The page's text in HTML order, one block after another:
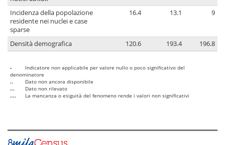
Incidenza della popolazione
residente nei nuclei e case
sparse
16.4 13.1 9
Densità demografica 120.6 193.4 196.8
-
Indicatore non applicabile per valore nullo o poco significativo del
denominatore
..
Dato non ancora disponibile
...
Dato non rilevato
....
La mancanza o esiguità del fenomeno rende i valori non significativi